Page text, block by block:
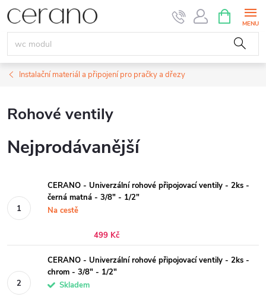
Přejít
na
obsah
NÁKUPNÍ
KOŠÍK
Instalační materiál a připojení pro pračky a dřezy
Rohové ventily
Nejprodávanější
CERANO - Univerzální rohové připojovací ventily - 2ks -
černá matná - 3/8" - 1/2"
Na cestě
499 Kč
CERANO - Univerzální rohové připojovací ventily - 2ks -
chrom - 3/8" - 1/2"
Skladem